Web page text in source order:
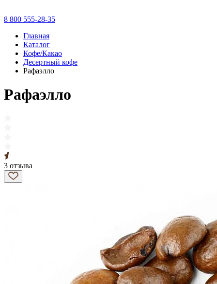
8 800 555-28-35
Главная
Каталог
Кофе/Какао
Десертный кофе
Рафаэлло
Рафаэлло
3 отзыва